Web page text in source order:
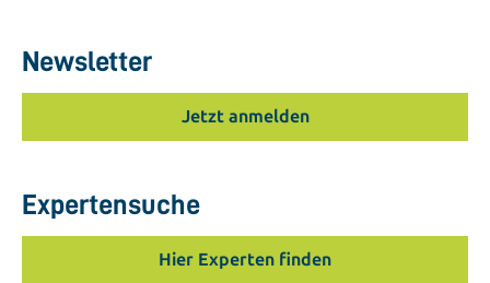
Newsletter
Jetzt anmelden
Expertensuche
Hier Experten finden